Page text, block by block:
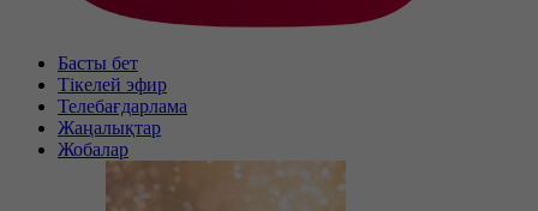
Басты бет
Тікелей эфир
Телебағдарлама
Жаңалықтар
Жобалар